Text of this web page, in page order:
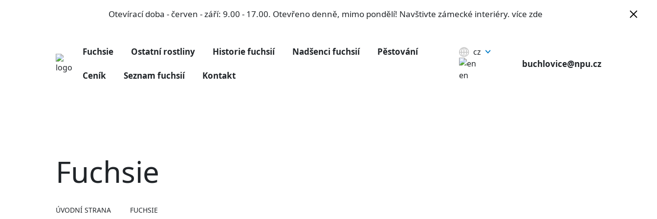
Otevírací doba - červen - září: 9.00 - 17.00. Otevřeno denně, mimo pondělí! Navštivte zámecké interiéry. více zde
Fuchsie Ostatní rostliny Historie fuchsií Nadšenci fuchsií Pěstování
Ceník Seznam fuchsií Kontakt
cz
en
buchlovice@npu.cz
Fuchsie
ÚVODNÍ STRANA FUCHSIE